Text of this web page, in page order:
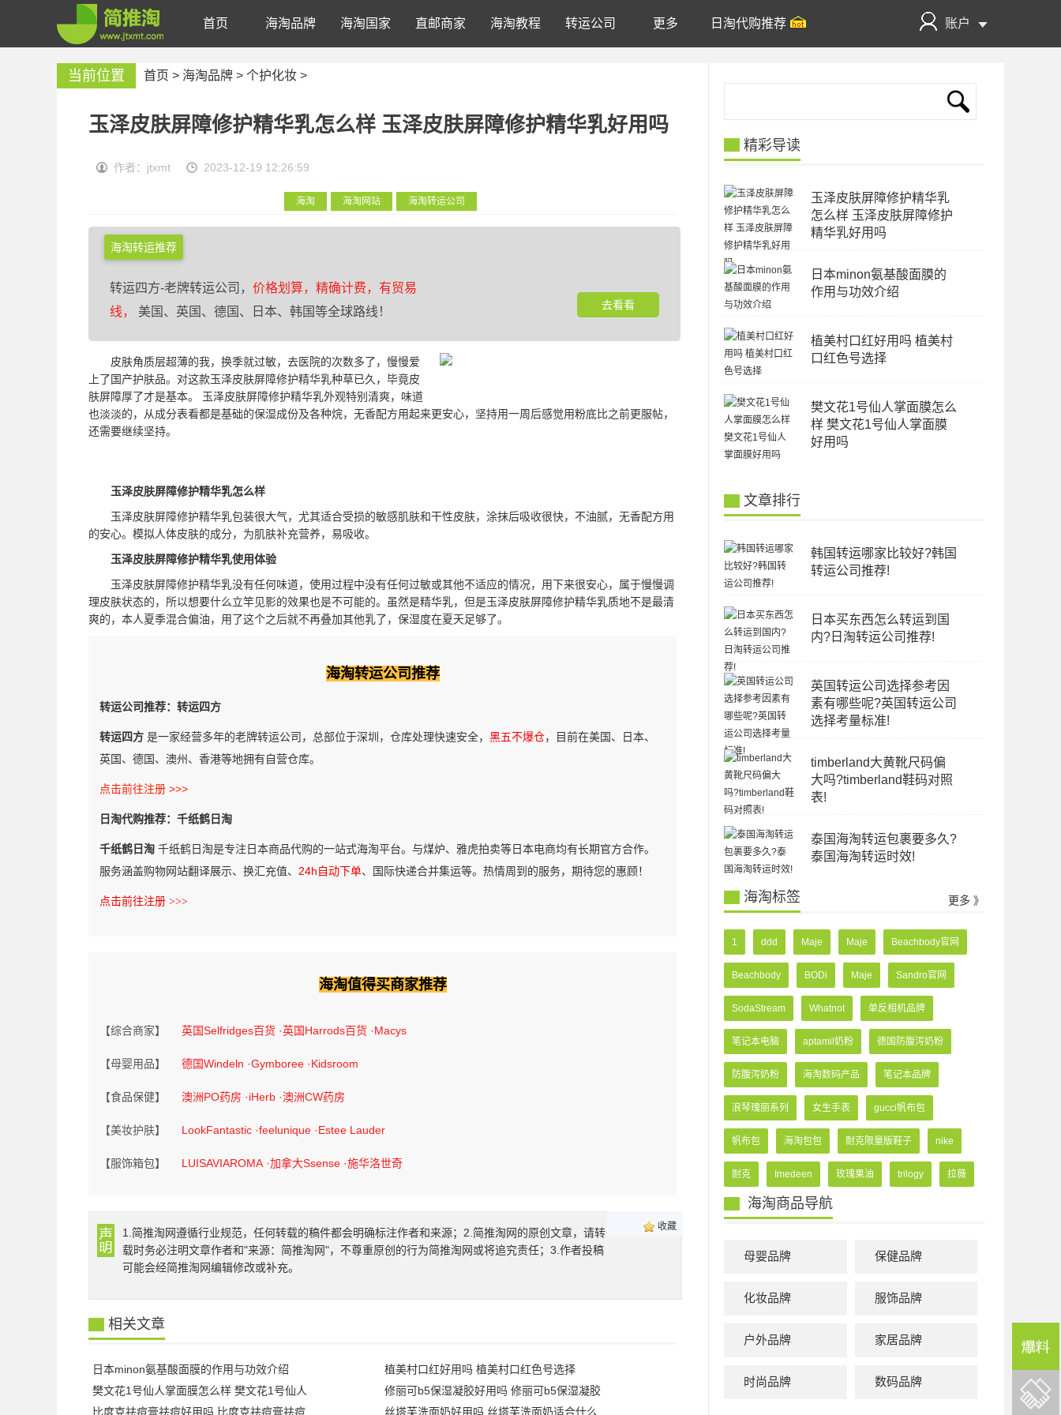
首页 海淘品牌 海淘国家 直邮商家 海淘教程 转运公司 更多 日淘代购推荐 账户
当前位置 首页 > 海淘品牌 > 个护化妆 >
玉泽皮肤屏障修护精华乳怎么样 玉泽皮肤屏障修护精华乳好用吗
作者：jtxmt 2023-12-19 12:26:59
海淘 海淘网站 海淘转运公司
海淘转运推荐
转运四方-老牌转运公司， 价格划算，精确计费，有贸易
线，
美国、英国、德国、日本、韩国等全球路线！ 去看看
皮肤角质层超薄的我，换季就过敏，去医院的次数多了，慢慢爱
上了国产护肤品。对这款玉泽皮肤屏障修护精华乳种草已久，毕竟皮
肤屏障厚了才是基本。 玉泽皮肤屏障修护精华乳外观特别清爽，味道
也淡淡的，从成分表看都是基础的保湿成份及各种烷，无香配方用起来更安心，坚持用一周后感觉用粉底比之前更服帖，
还需要继续坚持。
玉泽皮肤屏障修护精华乳怎么样
玉泽皮肤屏障修护精华乳包装很大气，尤其适合受损的敏感肌肤和干性皮肤，涂抹后吸收很快，不油腻，无香配方用
的安心。模拟人体皮肤的成分，为肌肤补充营养，易吸收。
玉泽皮肤屏障修护精华乳使用体验
玉泽皮肤屏障修护精华乳没有任何味道，使用过程中没有任何过敏或其他不适应的情况，用下来很安心，属于慢慢调
理皮肤状态的，所以想要什么立竿见影的效果也是不可能的。虽然是精华乳，但是玉泽皮肤屏障修护精华乳质地不是最清
爽的，本人夏季混合偏油，用了这个之后就不再叠加其他乳了，保湿度在夏天足够了。
海淘转运公司推荐
转运公司推荐：转运四方
转运四方 是一家经营多年的老牌转运公司，总部位于深圳，仓库处理快速安全， 黑五不爆仓，目前在美国、日本、
英国、德国、澳州、香港等地拥有自营仓库。
点击前往注册 >>>
日淘代购推荐：千纸鹤日淘
千纸鹤日淘 千纸鹤日淘是专注日本商品代购的一站式海淘平台。与煤炉、雅虎拍卖等日本电商均有长期官方合作。
服务涵盖购物网站翻译展示、换汇充值、 24h自动下单、国际快递合并集运等。热情周到的服务，期待您的惠顾！
点击前往注册 >>>
海淘值得买商家推荐
【综合商家】 英国Selfridges百货 ·英国Harrods百货 ·Macys
【母婴用品】 德国Windeln ·Gymboree ·Kidsroom
【食品保健】 澳洲PO药房 ·iHerb ·澳洲CW药房
【美妆护肤】 LookFantastic ·feelunique ·Estee Lauder
【服饰箱包】 LUISAVIAROMA ·加拿大Ssense ·施华洛世奇
收藏
1.简推淘网遵循行业规范，任何转载的稿件都会明确标注作者和来源；2.简推淘网的原创文章，请转
载时务必注明文章作者和"来源：简推淘网"，不尊重原创的行为简推淘网或将追究责任；3.作者投稿
可能会经简推淘网编辑修改或补充。
相关文章
日本minon氨基酸面膜的作用与功效介绍
植美村口红好用吗 植美村口红色号选择
樊文花1号仙人掌面膜怎么样 樊文花1号仙人
修丽可b5保湿凝胶好用吗 修丽可b5保湿凝胶
比度克祛痘膏祛痘好用吗 比度克祛痘膏祛痘
丝塔芙洗面奶好用吗 丝塔芙洗面奶适合什么
精彩导读
玉泽皮肤屏障修护精华乳
怎么样 玉泽皮肤屏障修护
精华乳好用吗
日本minon氨基酸面膜的
作用与功效介绍
植美村口红好用吗 植美村
口红色号选择
樊文花1号仙人掌面膜怎么
样 樊文花1号仙人掌面膜
好用吗
文章排行
韩国转运哪家比较好?韩国
转运公司推荐!
日本买东西怎么转运到国
内?日淘转运公司推荐!
英国转运公司选择参考因
素有哪些呢?英国转运公司
选择考量标准!
timberland大黄靴尺码偏
大吗?timberland鞋码对照
表!
泰国海淘转运包裹要多久?
泰国海淘转运时效!
海淘标签 更多 》
1 ddd Maje Maje Beachbody官网
Beachbody BODi Maje Sandro官网
SodaStream Whatnot 单反相机品牌
笔记本电脑 aptamil奶粉 德国防腹泻奶粉
防腹泻奶粉 海淘数码产品 笔记本品牌
浪琴瑰丽系列 女生手表 gucci帆布包
帆布包 海淘包包 耐克限量版鞋子 nike
耐克 Imedeen 玫瑰果油 trilogy 拉薇
海淘商品导航
母婴品牌 保健品牌
化妆品牌 服饰品牌
户外品牌 家居品牌
时尚品牌 数码品牌